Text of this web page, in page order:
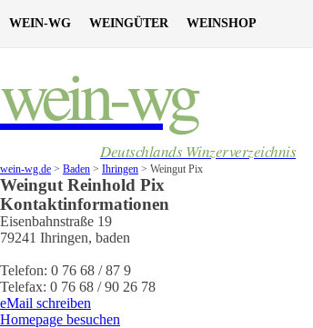
WEIN-WG WEINGÜTER WEINSHOP
wein-wg
Deutschlands Winzerverzeichnis
wein-wg.de > Baden > Ihringen > Weingut Pix
Weingut Reinhold Pix
Kontaktinformationen
Eisenbahnstraße 19
79241 Ihringen, baden
Telefon: 0 76 68 / 87 9
Telefax: 0 76 68 / 90 26 78
eMail schreiben
Homepage besuchen